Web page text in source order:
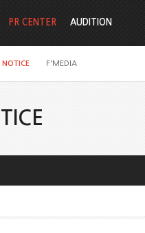
PR CENTER
NOTICE F'MEDIA
AUDITION